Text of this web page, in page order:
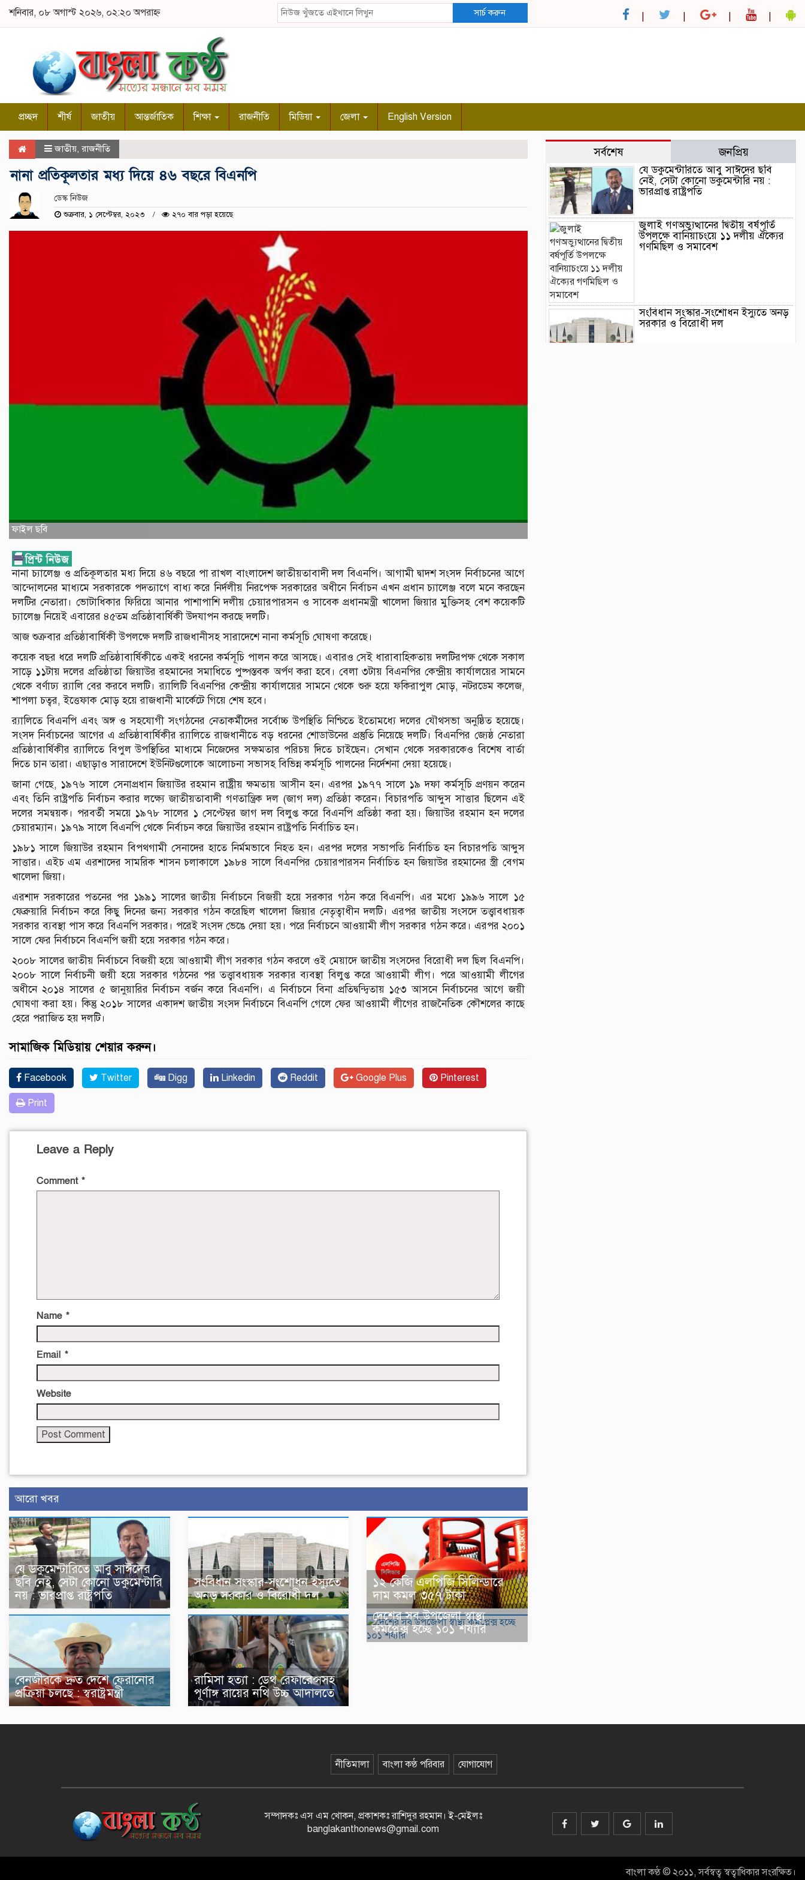
শনিবার, ০৮ অগাস্ট ২০২৬, ০২:২০ অপরাহ্ন সার্চ করুন
প্রচ্ছদ শীর্ষ জাতীয় আন্তর্জাতিক শিক্ষা রাজনীতি মিডিয়া জেলা English Version
জাতীয়, রাজনীতি
নানা প্রতিকূলতার মধ্য দিয়ে ৪৬ বছরে বিএনপি
ডেস্ক নিউজ
শুক্রবার, ১ সেপ্টেম্বর, ২০২৩ ২৭০ বার পড়া হয়েছে
ফাইল ছবি
নানা চ্যালেঞ্জ ও প্রতিকূলতার মধ্য দিয়ে ৪৬ বছরে পা রাখল বাংলাদেশ জাতীয়তাবাদী দল বিএনপি। আগামী দ্বাদশ সংসদ নির্বাচনের আগে
আন্দোলনের মাধ্যমে সরকারকে পদত্যাগে বাধ্য করে নির্দলীয় নিরপেক্ষ সরকারের অধীনে নির্বাচন এখন প্রধান চ্যালেঞ্জ বলে মনে করছেন
দলটির নেতারা। ভোটাধিকার ফিরিয়ে আনার পাশাপাশি দলীয় চেয়ারপারসন ও সাবেক প্রধানমন্ত্রী খালেদা জিয়ার মুক্তিসহ বেশ কয়েকটি
চ্যালেঞ্জ নিয়েই এবারের ৪৫তম প্রতিষ্ঠাবার্ষিকী উদযাপন করছে দলটি।
আজ শুক্রবার প্রতিষ্ঠাবার্ষিকী উপলক্ষে দলটি রাজধানীসহ সারাদেশে নানা কর্মসূচি ঘোষণা করেছে।
কয়েক বছর ধরে দলটি প্রতিষ্ঠাবার্ষিকীতে একই ধরনের কর্মসূচি পালন করে আসছে। এবারও সেই ধারাবাহিকতায় দলটিরপক্ষ থেকে সকাল
সাড়ে ১১টায় দলের প্রতিষ্ঠাতা জিয়াউর রহমানের সমাধিতে পুষ্পস্তবক অর্পণ করা হবে। বেলা ৩টায় বিএনপির কেন্দ্রীয় কার্যালয়ের সামনে
থেকে বর্ণাঢ্য র‌্যালি বের করবে দলটি। র‌্যালিটি বিএনপির কেন্দ্রীয় কার্যালয়ের সামনে থেকে শুরু হয়ে ফকিরাপুল মোড়, নটরডেম কলেজ,
শাপলা চত্বর, ইত্তেফাক মোড় হয়ে রাজধানী মার্কেটে গিয়ে শেষ হবে।
র‌্যালিতে বিএনপি এবং অঙ্গ ও সহযোগী সংগঠনের নেতাকর্মীদের সর্বোচ্চ উপস্থিতি নিশ্চিতে ইতোমধ্যে দলের যৌথসভা অনুষ্ঠিত হয়েছে।
সংসদ নির্বাচনের আগের এ প্রতিষ্ঠাবার্ষিকীর র‌্যালিতে রাজধানীতে বড় ধরনের শোডাউনের প্রস্তুতি নিয়েছে দলটি। বিএনপির জ্যেষ্ঠ নেতারা
প্রতিষ্ঠাবার্ষিকীর র‌্যালিতে বিপুল উপস্থিতির মাধ্যমে নিজেদের সক্ষমতার পরিচয় দিতে চাইছেন। সেখান থেকে সরকারকেও বিশেষ বার্তা
দিতে চান তারা। এছাড়াও সারাদেশে ইউনিটগুলোকে আলোচনা সভাসহ বিভিন্ন কর্মসূচি পালনের নির্দেশনা দেয়া হয়েছে।
জানা গেছে, ১৯৭৬ সালে সেনাপ্রধান জিয়াউর রহমান রাষ্ট্রীয় ক্ষমতায় আসীন হন। এরপর ১৯৭৭ সালে ১৯ দফা কর্মসূচি প্রণয়ন করেন
এবং তিনি রাষ্ট্রপতি নির্বাচন করার লক্ষ্যে জাতীয়তাবাদী গণতান্ত্রিক দল (জাগ দল) প্রতিষ্ঠা করেন। বিচারপতি আব্দুস সাত্তার ছিলেন এই
দলের সমন্বয়ক। পরবর্তী সময়ে ১৯৭৮ সালের ১ সেপ্টেম্বর জাগ দল বিলুপ্ত করে বিএনপি প্রতিষ্ঠা করা হয়। জিয়াউর রহমান হন দলের
চেয়ারম্যান। ১৯৭৯ সালে বিএনপি থেকে নির্বাচন করে জিয়াউর রহমান রাষ্ট্রপতি নির্বাচিত হন।
১৯৮১ সালে জিয়াউর রহমান বিপথগামী সেনাদের হাতে নির্মমভাবে নিহত হন। এরপর দলের সভাপতি নির্বাচিত হন বিচারপতি আব্দুস
সাত্তার। এইচ এম এরশাদের সামরিক শাসন চলাকালে ১৯৮৪ সালে বিএনপির চেয়ারপারসন নির্বাচিত হন জিয়াউর রহমানের স্ত্রী বেগম
খালেদা জিয়া।
এরশাদ সরকারের পতনের পর ১৯৯১ সালের জাতীয় নির্বাচনে বিজয়ী হয়ে সরকার গঠন করে বিএনপি। এর মধ্যে ১৯৯৬ সালে ১৫
ফেব্রুয়ারি নির্বাচন করে কিছু দিনের জন্য সরকার গঠন করেছিল খালেদা জিয়ার নেতৃত্বাধীন দলটি। এরপর জাতীয় সংসদে তত্ত্বাবধায়ক
সরকার ব্যবস্থা পাস করে বিএনপি সরকার। পরেই সংসদ ভেঙে দেয়া হয়। পরে নির্বাচনে আওয়ামী লীগ সরকার গঠন করে। এরপর ২০০১
সালে ফের নির্বাচনে বিএনপি জয়ী হয়ে সরকার গঠন করে।
২০০৮ সালের জাতীয় নির্বাচনে বিজয়ী হয়ে আওয়ামী লীগ সরকার গঠন করলে ওই মেয়াদে জাতীয় সংসদের বিরোধী দল ছিল বিএনপি।
২০০৮ সালে নির্বাচনী জয়ী হয়ে সরকার গঠনের পর তত্ত্বাবধায়ক সরকার ব্যবস্থা বিলুপ্ত করে আওয়ামী লীগ। পরে আওয়ামী লীগের
অধীনে ২০১৪ সালের ৫ জানুয়ারির নির্বাচন বর্জন করে বিএনপি। এ নির্বাচনে বিনা প্রতিদ্বন্দ্বিতায় ১৫৩ আসনে নির্বাচনের আগে জয়ী
ঘোষণা করা হয়। কিন্তু ২০১৮ সালের একাদশ জাতীয় সংসদ নির্বাচনে বিএনপি গেলে ফের আওয়ামী লীগের রাজনৈতিক কৌশলের কাছে
হেরে পরাজিত হয় দলটি।
সামাজিক মিডিয়ায় শেয়ার করুন।
Facebook Twitter Digg Linkedin Reddit Google Plus Pinterest
Print
Leave a Reply
Comment *
Name *
Email *
Website
আরো খবর
যে ডকুমেন্টারিতে আবু সাঈদের
ছবি নেই, সেটা কোনো ডকুমেন্টারি
নয় : ভারপ্রাপ্ত রাষ্ট্রপতি
সংবিধান সংস্কার-সংশোধন ইস্যুতে
অনড় সরকার ও বিরোধী দল
১২ কেজি এলপিজি সিলিন্ডারে
দাম কমল ৩৫৭ টাকা
বেনজীরকে দ্রুত দেশে ফেরানোর
প্রক্রিয়া চলছে : স্বরাষ্ট্রমন্ত্রী
রামিসা হত্যা : ডেথ রেফারেন্সসহ
পূর্ণাঙ্গ রায়ের নথি উচ্চ আদালতে
দেশের সব উপজেলা স্বাস্থ্য
কমপ্লেক্স হচ্ছে ১০১ শয্যার
সর্বশেষ জনপ্রিয়
যে ডকুমেন্টারিতে আবু সাঈদের ছবি
নেই, সেটা কোনো ডকুমেন্টারি নয় :
ভারপ্রাপ্ত রাষ্ট্রপতি
জুলাই গণঅভ্যুত্থানের দ্বিতীয় বর্ষপূর্তি
উপলক্ষে বানিয়াচংয়ে ১১ দলীয় ঐক্যের
গণমিছিল ও সমাবেশ
সংবিধান সংস্কার-সংশোধন ইস্যুতে অনড়
সরকার ও বিরোধী দল
নীতিমালা বাংলা কণ্ঠ পরিবার যোগাযোগ
সম্পাদকঃ এস এম খোকন, প্রকাশকঃ রাশিদুর রহমান। ই-মেইলঃ
banglakanthonews@gmail.com
বাংলা কণ্ঠ © ২০১১, সর্বস্বত্ব স্বত্বাধিকার সংরক্ষিত।